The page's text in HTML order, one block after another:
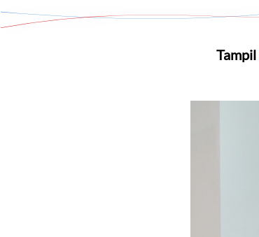
Tampil